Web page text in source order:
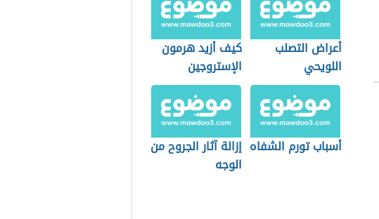
أعراض التصلب
اللويحي
كيف أزيد هرمون
الإستروجين
أسباب تورم الشفاه إزالة آثار الجروح من
الوجه